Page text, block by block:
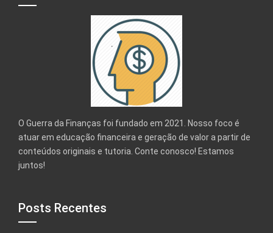
O Guerra da Finanças foi fundado em 2021. Nosso foco é
atuar em educação financeira e geração de valor a partir de
conteúdos originais e tutoria. Conte conosco! Estamos
juntos!
Posts Recentes